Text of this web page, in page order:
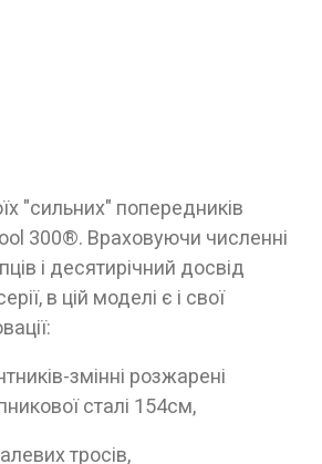
"сильних" попередників
300®. Враховуючи численні
і десятирічний досвід
в цій моделі є і свої
змінні розжарені
сталі 154см,
тросів,